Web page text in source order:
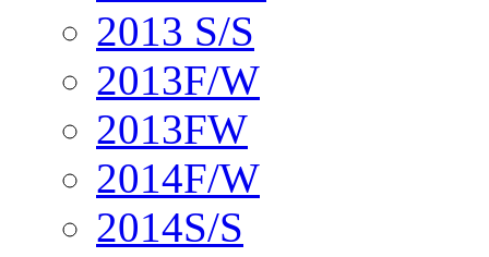
2013 S/S
2013F/W
2013FW
2014F/W
2014S/S